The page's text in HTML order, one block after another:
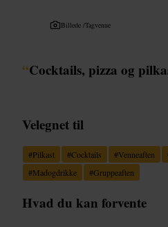
Billede /Tagvenue
“Cocktails, pizza og
Velegnet til
#Pilkast #Cocktails #Venneaften
#Madogdrikke #Gruppeaften
Hvad du kan forvente